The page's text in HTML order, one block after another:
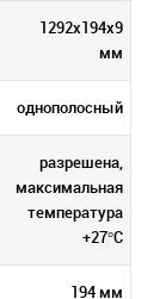
1292х194х9
мм
однополосный
разрешена,
максимальная
температура
+27°C
194 мм